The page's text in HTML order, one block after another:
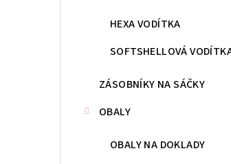
HEXA VODÍTKA
SOFTSHELLOVÁ
ZÁSOBNÍKY NA SÁČKY
OBALY
OBALY NA DOKLADY